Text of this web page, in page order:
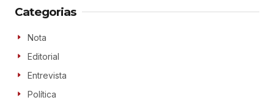
Categorias
Nota
Editorial
Entrevista
Política